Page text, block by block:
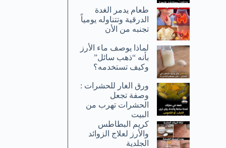
طعام يدمر الغدة
الدرقية وتتناوله يومياً
تجنبه من الأن
لماذا يوصف ماء الأرز
بأنه “ذهب سائل”
وكيف تستخدمه؟
ورق الغار للحشرات :
وصفة تجعل
الحشرات تهرب من
البيت
كريم البطاطس
والأرز لعلاج الزوائد
الجلدية